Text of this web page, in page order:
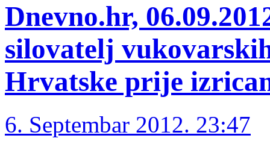
Dnevno.hr,
silovatelj
Hrvatske prije
6. Septembar 2012. 23:47